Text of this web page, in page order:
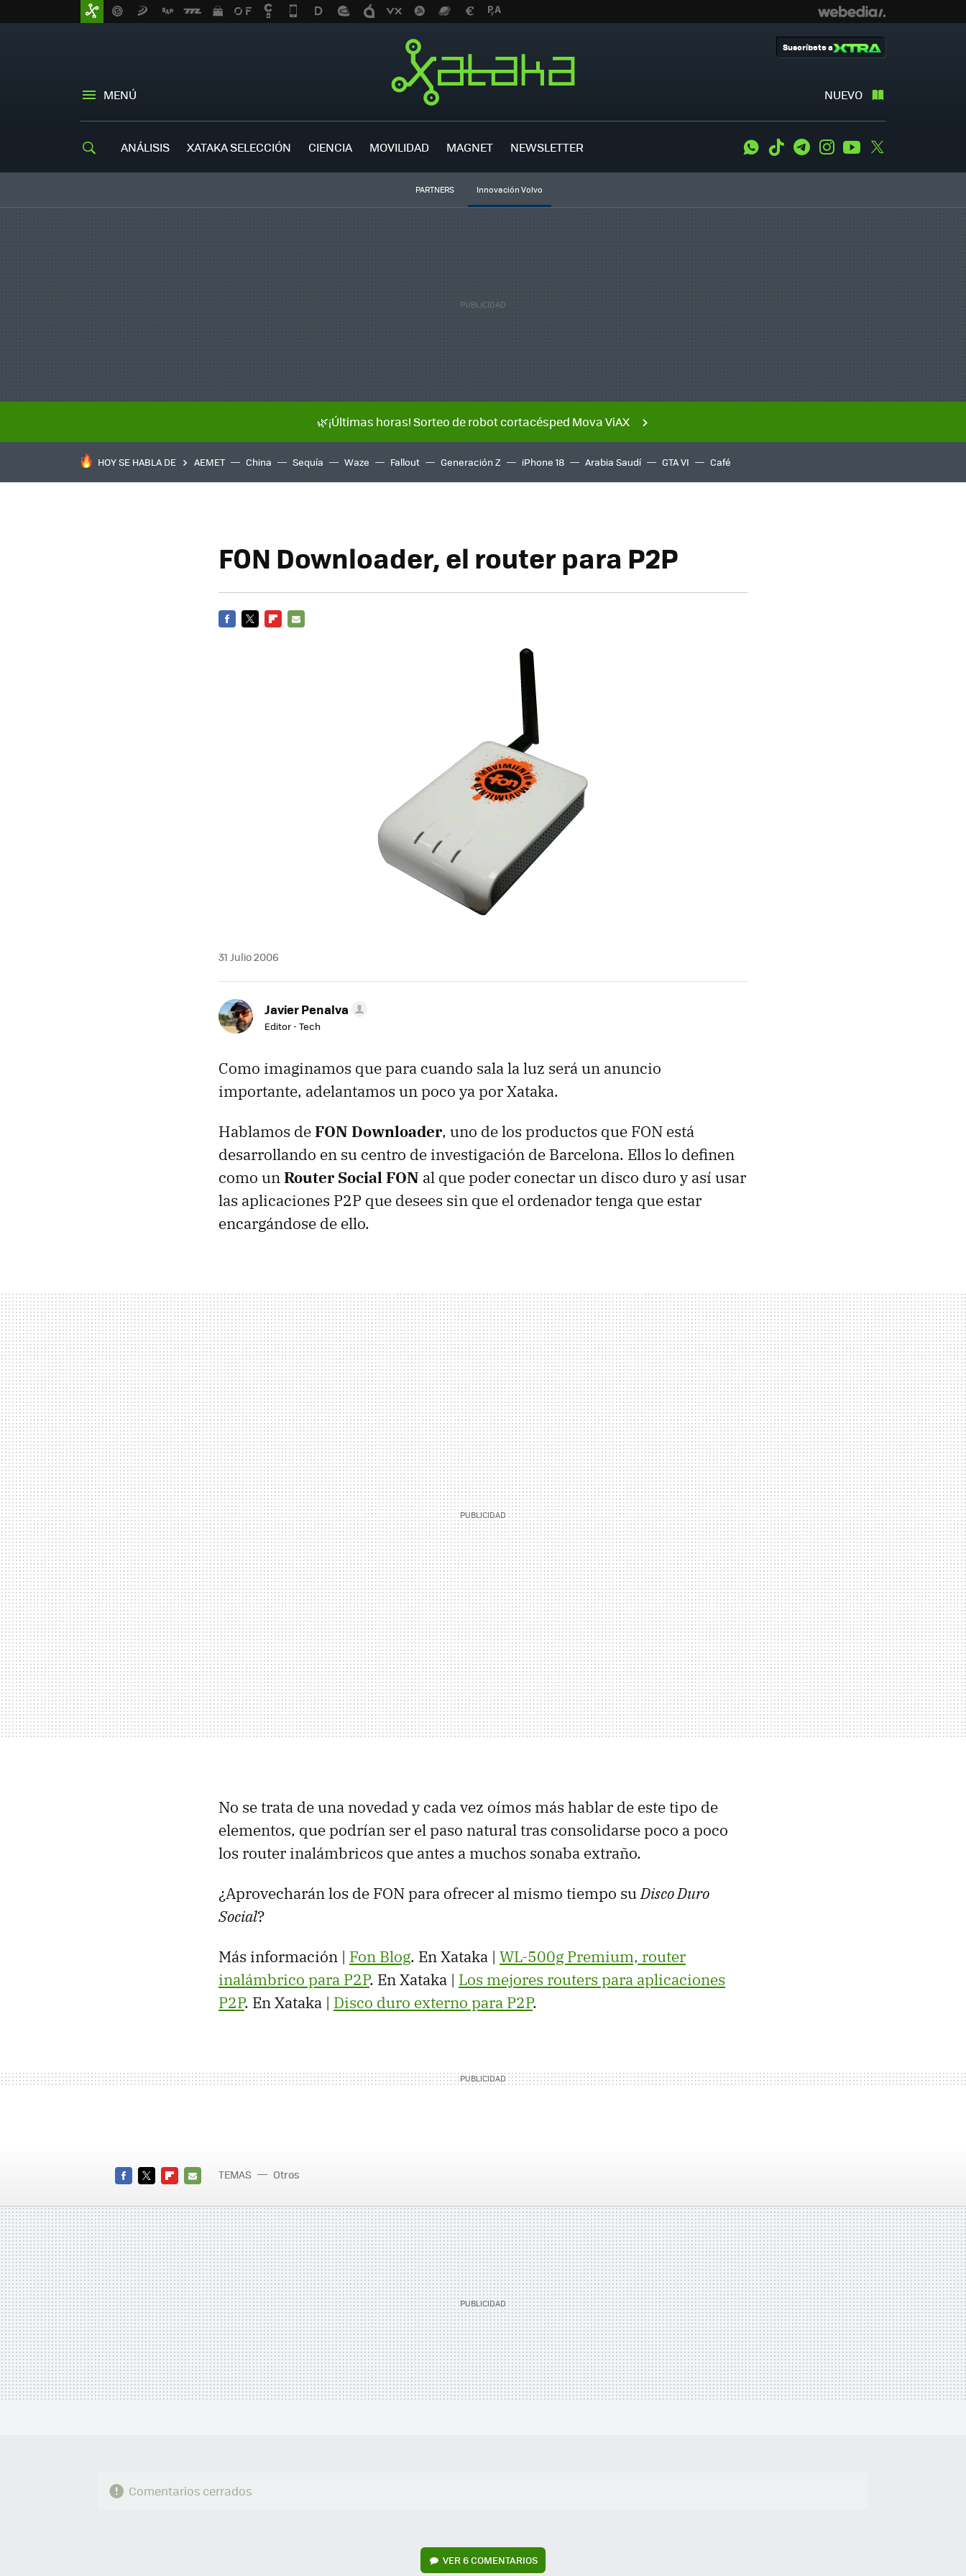
MENÚ NUEVO
Suscríbete a
ANÁLISIS XATAKA SELECCIÓN CIENCIA MOVILIDAD MAGNET NEWSLETTER WhatsApp
Tiktok TelegramInstagramYoutube
PARTNERS Innovación Volvo
🌿¡Últimas horas! Sorteo de robot cortacésped Mova ViAX
HOY SE HABLA DE AEMET China Sequía Waze Fallout Generación Z iPhone 18 Arabia Saudí GTA VI Café
FON Downloader, el router para P2P
31 Julio 2006
Javier Penalva
Editor - Tech
Como imaginamos que para cuando sala la luz será un anuncio
importante, adelantamos un poco ya por Xataka.
Hablamos deFON Downloader, uno de los productos que FON está
desarrollando en su centro de investigación de Barcelona. Ellos lo definen
como unRouter Social FON al que poder conectar un disco duro y así usar
las aplicaciones P2P que desees sin que el ordenador tenga que estar
encargándose de ello.
No se trata de una novedad y cada vez oímos más hablar de este tipo de
elementos, que podrían ser el paso natural tras consolidarse poco a poco
los router inalámbricos que antes a muchos sonaba extraño.
¿Aprovecharán los de FON para ofrecer al mismo tiempo suDisco Duro
Social?
Más información | Fon Blog. En Xataka | WL-500g Premium, router
inalámbrico para P2P. En Xataka | Los mejores routers para aplicaciones
P2P. En Xataka | Disco duro externo para P2P.
MAIL
TEMAS Otros
Comentarios cerrados
VER6 COMENTARIOS